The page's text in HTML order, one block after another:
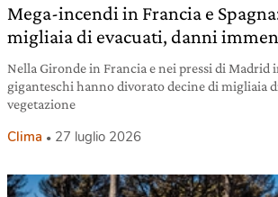
Mega-incendi in Francia e
migliaia di evacuati, danni
Nella Gironde in Francia e nei pressi di Madrid
giganteschi hanno divorato decine di migliaia
vegetazione
Clima 27 luglio 2026